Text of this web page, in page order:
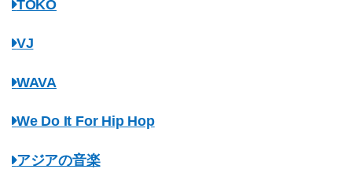
TOKO
VJ
WAVA
We Do It For Hip Hop
アジアの音楽